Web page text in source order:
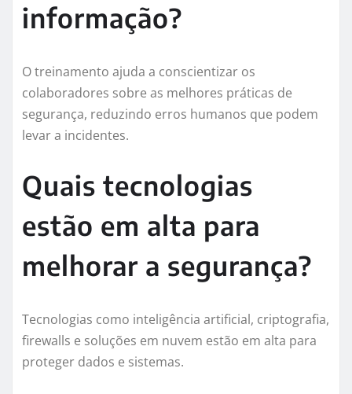
informação?
O treinamento ajuda a conscientizar os
colaboradores sobre as melhores práticas de
segurança, reduzindo erros humanos que podem
levar a incidentes.
Quais tecnologias
estão em alta para
melhorar a segurança?
Tecnologias como inteligência artificial, criptografia,
firewalls e soluções em nuvem estão em alta para
proteger dados e sistemas.